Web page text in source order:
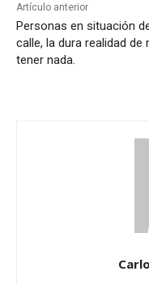
Artículo anterior
Personas en situación
calle, la dura realidad de
tener nada.